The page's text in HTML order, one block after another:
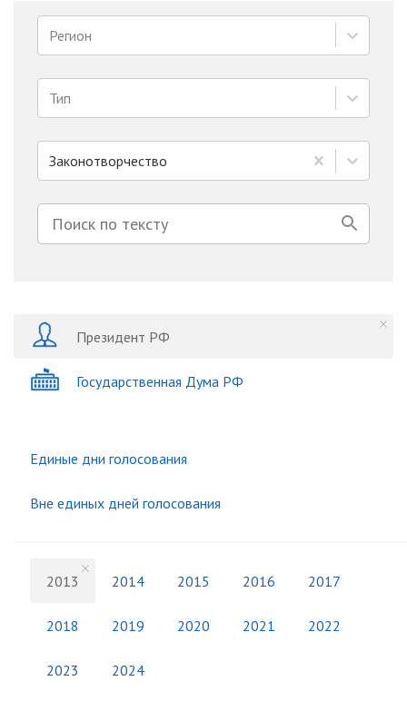
Регион
Тип
Законотворчество
Президент РФ
Государственная Дума РФ
Единые дни голосования
Вне единых дней голосования
2013 2014 2015 2016 2017
2018 2019 2020 2021 2022
2023 2024